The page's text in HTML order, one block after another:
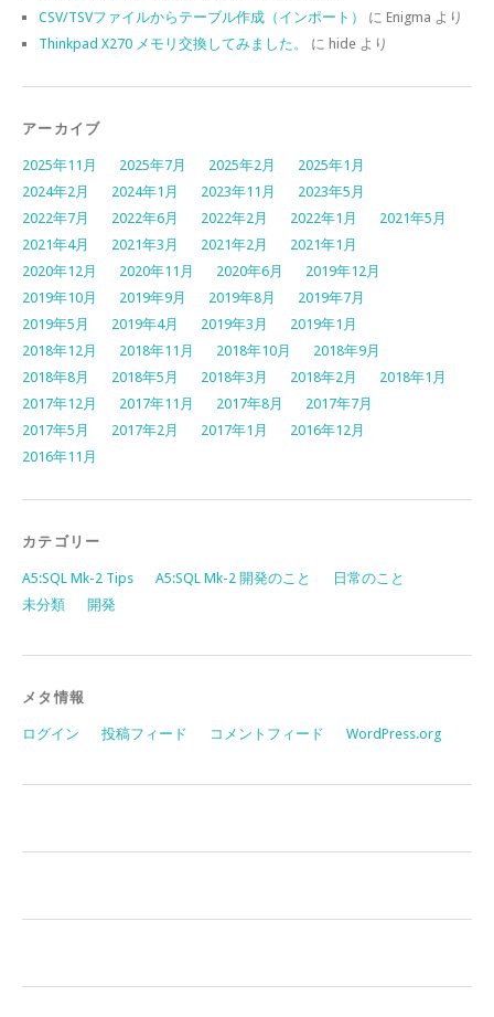
CSV/TSVファイルからテーブル作成（インポート）
に Enigma より
Thinkpad X270 メモリ交換してみました。
に hide より
アーカイブ
2025年11月 2025年7月 2025年2月
2025年1月
2024年2月
2024年1月 2023年11月
2023年5月
2022年7月
2022年6月 2022年2月 2022年1月
2021年5月
2021年4月
2021年3月 2021年2月
2021年1月
2020年12月
2020年11月 2020年6月
2019年12月
2019年10月
2019年9月 2019年8月
2019年7月
2019年5月
2019年4月 2019年3月
2019年1月
2018年12月
2018年11月 2018年10月
2018年9月
2018年8月
2018年5月 2018年3月 2018年2月
2018年1月
2017年12月
2017年11月 2017年8月
2017年7月
2017年5月
2017年2月 2017年1月
2016年12月
2016年11月
カテゴリー
A5:SQL Mk-2 Tips A5:SQL Mk-2 開発のこと
日常のこと
未分類
開発
メタ情報
ログイン 投稿フィード コメントフィード WordPress.org